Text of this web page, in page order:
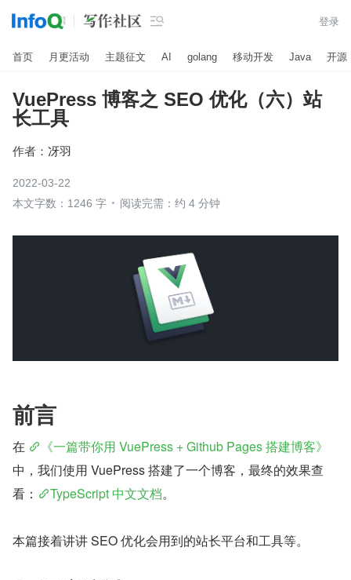
 登录
首页 月更活动 主题征文 AI golang 移动开发 Java 开源
VuePress 博客之 SEO 优化（六）站
长工具
作者： 冴羽
2022-03-22
本文字数：1246 字
阅读完需：约 4 分钟
前言
在
《一篇带你用 VuePress + Github Pages 搭建博客》
中，我们使用 VuePress 搭建了一个博客，最终的效果查
看：
TypeScript 中文文档。
本篇接着讲讲 SEO 优化会用到的站长平台和工具等。